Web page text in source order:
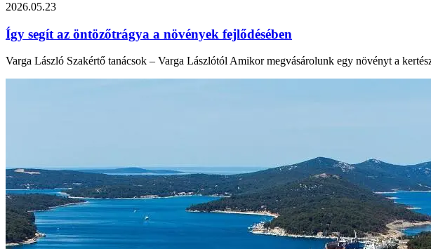
2026.05.23
Így segít az öntözőtrágya a növények fejlődésében
Varga László Szakértő tanácsok – Varga Lászlótól Amikor megvásárolunk egy növényt a